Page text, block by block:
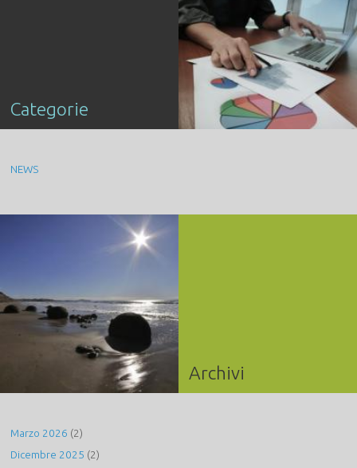
Categorie
NEWS
Archivi
Marzo 2026 (2)
Dicembre 2025 (2)